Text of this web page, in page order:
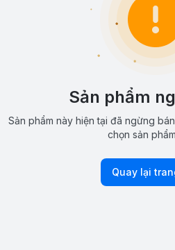
Sản phẩm
Sản phẩm này hiện tại đã ngừng
chọn sản
Quay lại